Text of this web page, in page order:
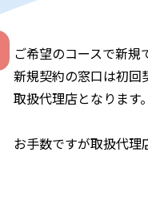
ご希望のコースで新規
新規契約の窓口は初回
取扱代理店となります。
お手数ですが取扱代理